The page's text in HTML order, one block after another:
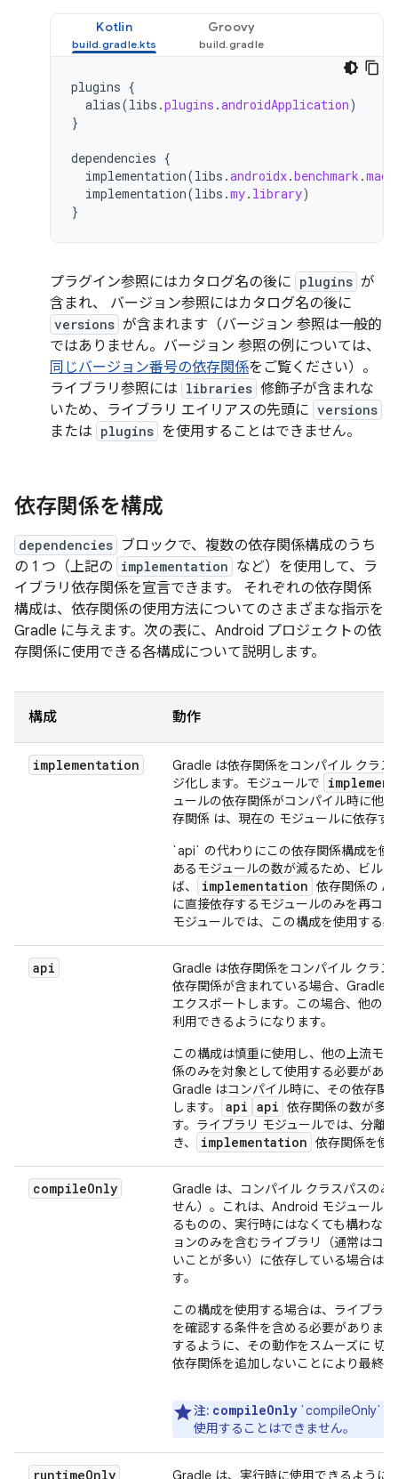
Kotlin Groovy
plugins {
alias(libs .plugins .androidApplication)
}
dependencies {
implementation(libs .androidx.benchmark .
implementation(libs .my. library)
}
プラグイン参照にはカタログ名の後に plugins が
含まれ、 バージョン参照にはカタログ名の後に
versions が含まれます（バージョン 参照は一般的
ではありません。バージョン 参照の例については、
同じバージョン番号の依存関係をご覧ください）。
ライブラリ参照には libraries 修飾子が含まれな
いため、ライブラリ エイリアスの先頭に versions
または plugins を使用することはできません。
依存関係を構成
dependencies ブロックで、複数の依存関係構成のうち
の 1 つ（上記の implementation など）を使用して、ラ
イブラリ依存関係を宣言できます。 それぞれの依存関係
構成は、依存関係の使用方法についてのさまざまな指示を
Gradle に与えます。次の表に、Android プロジェクトの依
存関係に使用できる各構成について説明します。
構成 動作
implementation
Gradle は依存関係をコンパイル クラ
ジ化します。モジュールで
ュールの依存関係がコンパイル時に他
存関係 は、現在の モジュールに依存す
`api` の代わりにこの依存関係構成を使
あるモジュールの数が減るため、ビル
ば、
implementation 依存関係の
に直接依存するモジュールのみを再コ
モジュールでは、この構成を使用する
api
Gradle は依存関係をコンパイル クラ
依存関係が含まれている場合、Gradle
エクスポートします。この場合、他の
利用できるようになります。
この構成は慎重に使用し、他の上流モ
係のみを対象として使用する必要があ
Gradle はコンパイル時に、その依存関
します。
api api 依存関係の数が多
す。ライブラリ モジュールでは、分離
き、
implementation 依存関係を使
compileOnly
Gradle は、コンパイル クラスパスの
せん）。これは、Android モジュール
るものの、実行時にはなくても構わな
ョンのみを含むライブラリ（通常はコ
いことが多い）に依存している場合は
す。
この構成を使用する場合は、ライブラ
を確認する条件を含める必要がありま
するように、その動作をスムーズに 切
依存関係を追加しないことにより最終
注: compileOnly`compileOnly` 構
使用することはできません。
runtimeOnly
Gradle は、実行時に使用できるように